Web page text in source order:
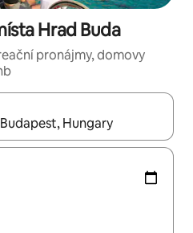
Hrad Buda
pronájmy, domovy
můžeš si je procházet pomocí